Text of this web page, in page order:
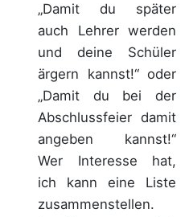
„Damit du später
auch Lehrer werden
und deine Schüler
ärgern kannst!“ oder
„Damit du bei der
Abschlussfeier damit
angeben kannst!“
Wer Interesse hat,
ich kann eine Liste
zusammenstellen.